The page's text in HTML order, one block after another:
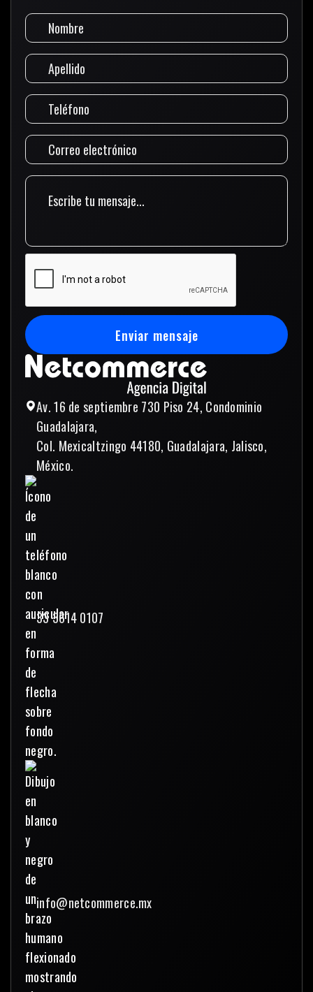
Av. 16 de septiembre 730 Piso 24, Condominio
Guadalajara,
Col. Mexicaltzingo 44180, Guadalajara, Jalisco,
México.
33 3614 0107
info@netcommerce.mx
Enviar mensaje
Enviar mensaje